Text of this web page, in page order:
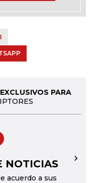
PARA
NOTICIAS
acuerdo a sus
→